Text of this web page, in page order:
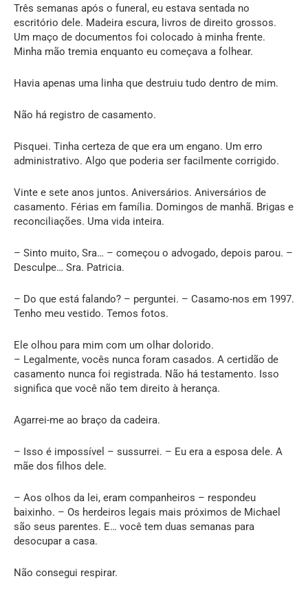
Três semanas após o funeral, eu estava sentada no
escritório dele. Madeira escura, livros de direito grossos.
Um maço de documentos foi colocado à minha frente.
Minha mão tremia enquanto eu começava a folhear.
Havia apenas uma linha que destruiu tudo dentro de mim.
Não há registro de casamento.
Pisquei. Tinha certeza de que era um engano. Um erro
administrativo. Algo que poderia ser facilmente corrigido.
Vinte e sete anos juntos. Aniversários. Aniversários de
casamento. Férias em família. Domingos de manhã. Brigas e
reconciliações. Uma vida inteira.
– Sinto muito, Sra… – começou o advogado, depois parou. –
Desculpe… Sra. Patricia.
– Do que está falando? – perguntei. – Casamo-nos em 1997.
Tenho meu vestido. Temos fotos.
Ele olhou para mim com um olhar dolorido.
– Legalmente, vocês nunca foram casados. A certidão de
casamento nunca foi registrada. Não há testamento. Isso
significa que você não tem direito à herança.
Agarrei-me ao braço da cadeira.
– Isso é impossível – sussurrei. – Eu era a esposa dele. A
mãe dos filhos dele.
– Aos olhos da lei, eram companheiros – respondeu
baixinho. – Os herdeiros legais mais próximos de Michael
são seus parentes. E… você tem duas semanas para
desocupar a casa.
Não consegui respirar.